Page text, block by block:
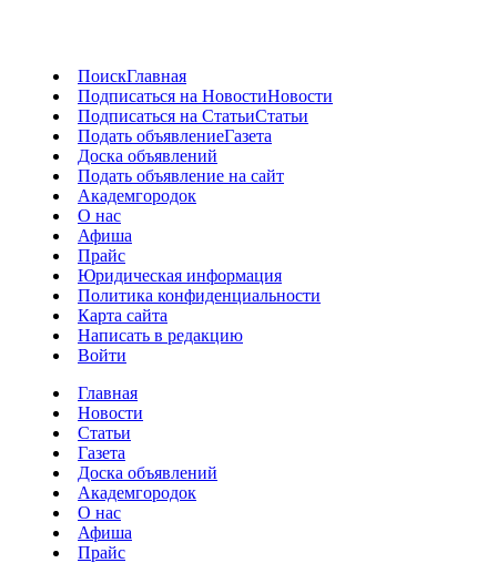
ПоискГлавная
Подписаться на НовостиНовости
Подписаться на СтатьиСтатьи
Подать объявлениеГазета
Доска объявлений
Подать объявление на сайт
Академгородок
О нас
Афиша
Прайс
Юридическая информация
Политика конфиденциальности
Карта сайта
Написать в редакцию
Войти
Главная
Новости
Статьи
Газета
Доска объявлений
Академгородок
О нас
Афиша
Прайс